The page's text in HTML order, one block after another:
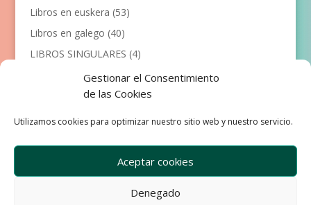
Gestionar el Consentimiento
de las Cookies
Utilizamos cookies para optimizar nuestro sitio web y nuestro servicio.
Aceptar cookies
Denegado
Libros en euskera (53)
Libros en galego (40)
LIBROS SINGULARES (4)
Llibres en català (117)
Manualidades (53)
Primeros lectores
(101)